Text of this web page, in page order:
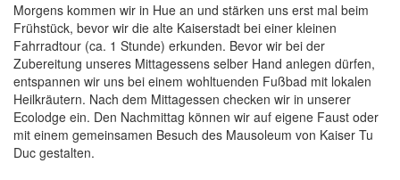
Morgens kommen wir in Hue an und stärken uns erst mal beim
Frühstück, bevor wir die alte Kaiserstadt bei einer kleinen
Fahrradtour (ca. 1 Stunde) erkunden. Bevor wir bei der
Zubereitung unseres Mittagessens selber Hand anlegen dürfen,
entspannen wir uns bei einem wohltuenden Fußbad mit lokalen
Heilkräutern. Nach dem Mittagessen checken wir in unserer
Ecolodge ein. Den Nachmittag können wir auf eigene Faust oder
mit einem gemeinsamen Besuch des Mausoleum von Kaiser Tu
Duc gestalten.